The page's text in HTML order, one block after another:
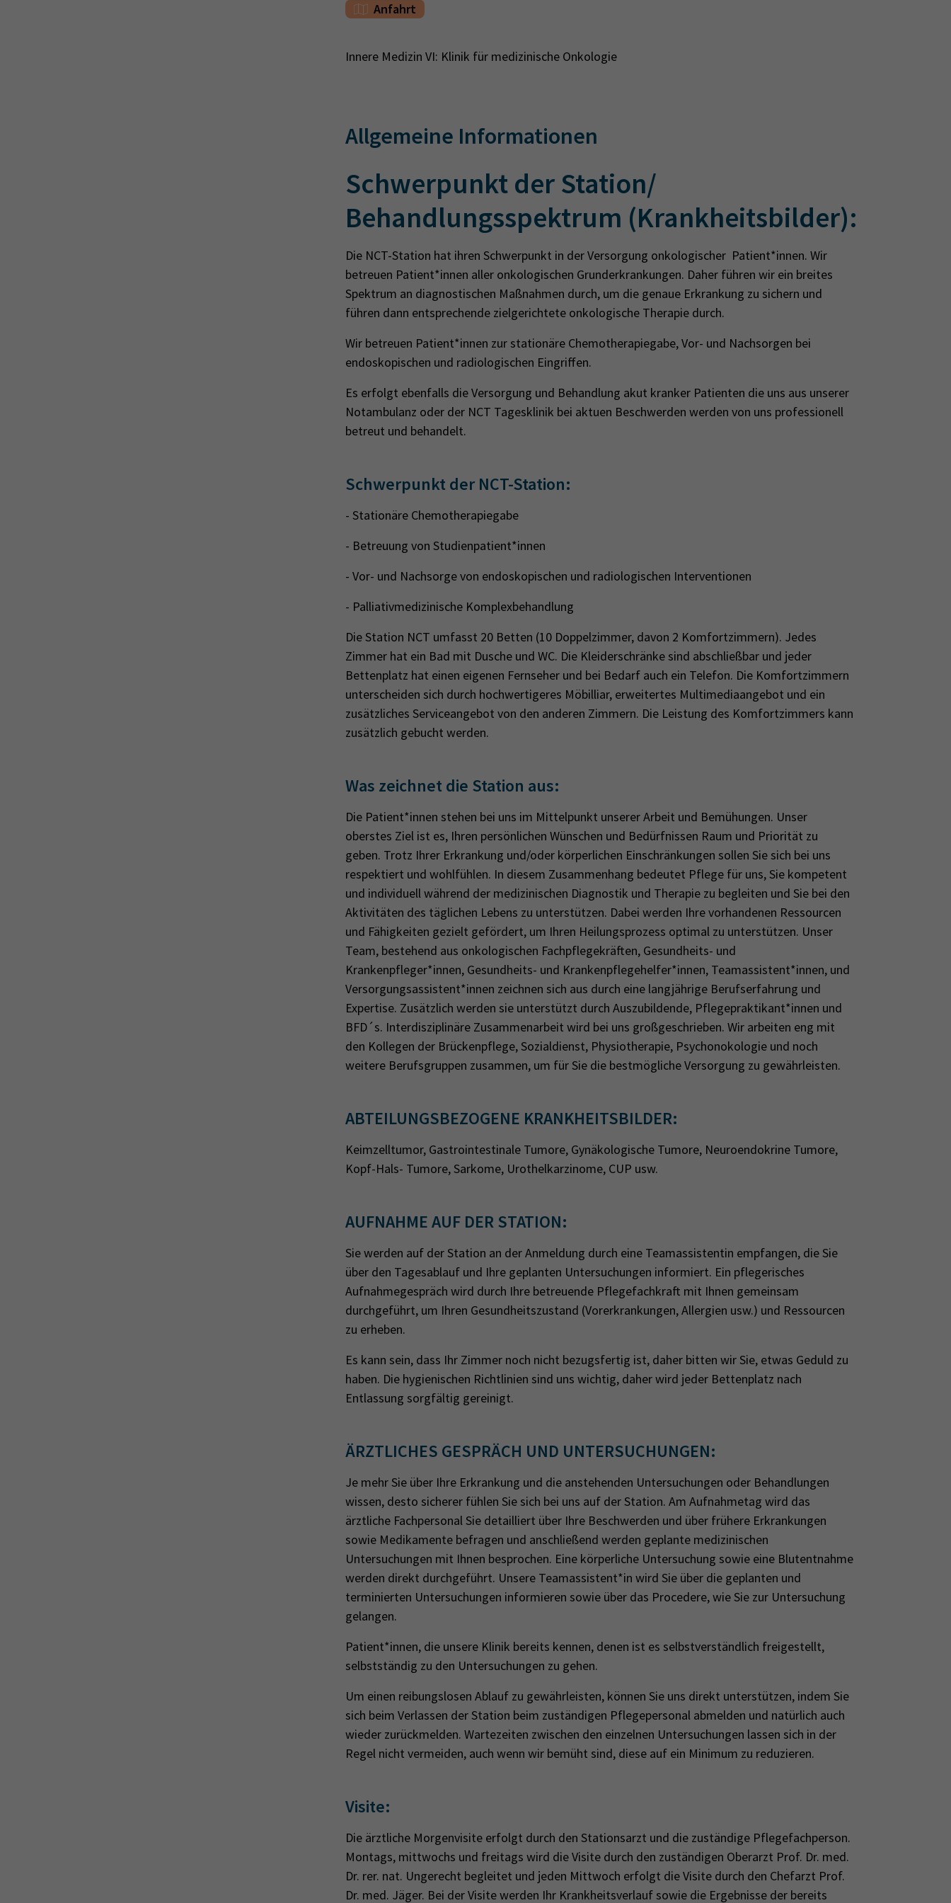
Anfahrt
Innere Medizin VI: Klinik für medizinische Onkologie
Allgemeine Informationen
Schwerpunkt der Station/
Behandlungsspektrum (Krankheitsbilder):
Die NCT-Station hat ihren Schwerpunkt in der Versorgung onkologischer Patient*innen. Wir
betreuen Patient*innen aller onkologischen Grunderkrankungen. Daher führen wir ein breites
Spektrum an diagnostischen Maßnahmen durch, um die genaue Erkrankung zu sichern und
führen dann entsprechende zielgerichtete onkologische Therapie durch.
Wir betreuen Patient*innen zur stationäre Chemotherapiegabe, Vor- und Nachsorgen bei
endoskopischen und radiologischen Eingriffen.
Es erfolgt ebenfalls die Versorgung und Behandlung akut kranker Patienten die uns aus unserer
Notambulanz oder der NCT Tagesklinik bei aktuen Beschwerden werden von uns professionell
betreut und behandelt.
Schwerpunkt der NCT-Station:
- Stationäre Chemotherapiegabe
- Betreuung von Studienpatient*innen
- Vor- und Nachsorge von endoskopischen und radiologischen Interventionen
- Palliativmedizinische Komplexbehandlung
Die Station NCT umfasst 20 Betten (10 Doppelzimmer, davon 2 Komfortzimmern). Jedes
Zimmer hat ein Bad mit Dusche und WC. Die Kleiderschränke sind abschließbar und jeder
Bettenplatz hat einen eigenen Fernseher und bei Bedarf auch ein Telefon. Die Komfortzimmern
unterscheiden sich durch hochwertigeres Möbilliar, erweitertes Multimediaangebot und ein
zusätzliches Serviceangebot von den anderen Zimmern. Die Leistung des Komfortzimmers kann
zusätzlich gebucht werden.
Was zeichnet die Station aus:
Die Patient*innen stehen bei uns im Mittelpunkt unserer Arbeit und Bemühungen. Unser
oberstes Ziel ist es, Ihren persönlichen Wünschen und Bedürfnissen Raum und Priorität zu
geben. Trotz Ihrer Erkrankung und/oder körperlichen Einschränkungen sollen Sie sich bei uns
respektiert und wohlfühlen. In diesem Zusammenhang bedeutet Pflege für uns, Sie kompetent
und individuell während der medizinischen Diagnostik und Therapie zu begleiten und Sie bei den
Aktivitäten des täglichen Lebens zu unterstützen. Dabei werden Ihre vorhandenen Ressourcen
und Fähigkeiten gezielt gefördert, um Ihren Heilungsprozess optimal zu unterstützen. Unser
Team, bestehend aus onkologischen Fachpflegekräften, Gesundheits- und
Krankenpfleger*innen, Gesundheits- und Krankenpflegehelfer*innen, Teamassistent*innen, und
Versorgungsassistent*innen zeichnen sich aus durch eine langjährige Berufserfahrung und
Expertise. Zusätzlich werden sie unterstützt durch Auszubildende, Pflegepraktikant*innen und
BFD´s. Interdisziplinäre Zusammenarbeit wird bei uns großgeschrieben. Wir arbeiten eng mit
den Kollegen der Brückenpflege, Sozialdienst, Physiotherapie, Psychonokologie und noch
weitere Berufsgruppen zusammen, um für Sie die bestmögliche Versorgung zu gewährleisten.
ABTEILUNGSBEZOGENE KRANKHEITSBILDER:
Keimzelltumor, Gastrointestinale Tumore, Gynäkologische Tumore, Neuroendokrine Tumore,
Kopf-Hals- Tumore, Sarkome, Urothelkarzinome, CUP usw.
AUFNAHME AUF DER STATION:
Sie werden auf der Station an der Anmeldung durch eine Teamassistentin empfangen, die Sie
über den Tagesablauf und Ihre geplanten Untersuchungen informiert. Ein pflegerisches
Aufnahmegespräch wird durch Ihre betreuende Pflegefachkraft mit Ihnen gemeinsam
durchgeführt, um Ihren Gesundheitszustand (Vorerkrankungen, Allergien usw.) und Ressourcen
zu erheben.
Es kann sein, dass Ihr Zimmer noch nicht bezugsfertig ist, daher bitten wir Sie, etwas Geduld zu
haben. Die hygienischen Richtlinien sind uns wichtig, daher wird jeder Bettenplatz nach
Entlassung sorgfältig gereinigt.
ÄRZTLICHES GESPRÄCH UND UNTERSUCHUNGEN:
Je mehr Sie über Ihre Erkrankung und die anstehenden Untersuchungen oder Behandlungen
wissen, desto sicherer fühlen Sie sich bei uns auf der Station. Am Aufnahmetag wird das
ärztliche Fachpersonal Sie detailliert über Ihre Beschwerden und über frühere Erkrankungen
sowie Medikamente befragen und anschließend werden geplante medizinischen
Untersuchungen mit Ihnen besprochen. Eine körperliche Untersuchung sowie eine Blutentnahme
werden direkt durchgeführt. Unsere Teamassistent*in wird Sie über die geplanten und
terminierten Untersuchungen informieren sowie über das Procedere, wie Sie zur Untersuchung
gelangen.
Patient*innen, die unsere Klinik bereits kennen, denen ist es selbstverständlich freigestellt,
selbstständig zu den Untersuchungen zu gehen.
Um einen reibungslosen Ablauf zu gewährleisten, können Sie uns direkt unterstützen, indem Sie
sich beim Verlassen der Station beim zuständigen Pflegepersonal abmelden und natürlich auch
wieder zurückmelden. Wartezeiten zwischen den einzelnen Untersuchungen lassen sich in der
Regel nicht vermeiden, auch wenn wir bemüht sind, diese auf ein Minimum zu reduzieren.
Visite:
Die ärztliche Morgenvisite erfolgt durch den Stationsarzt und die zuständige Pflegefachperson.
Montags, mittwochs und freitags wird die Visite durch den zuständigen Oberarzt Prof. Dr. med.
Dr. rer. nat. Ungerecht begleitet und jeden Mittwoch erfolgt die Visite durch den Chefarzt Prof.
Dr. med. Jäger. Bei der Visite werden Ihr Krankheitsverlauf sowie die Ergebnisse der bereits